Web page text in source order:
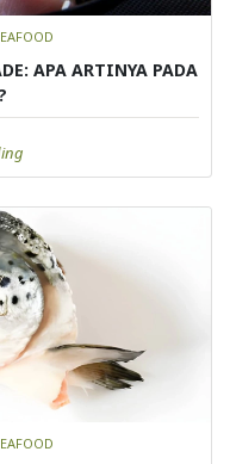
APA ARTINYA PADA